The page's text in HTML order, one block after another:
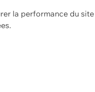
la performance du